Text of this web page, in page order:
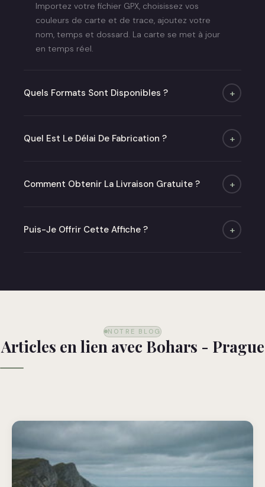
Importez votre fichier GPX, choisissez vos
couleurs de carte et de trace, ajoutez votre
nom, temps et dossard. La carte se met à jour
en temps réel.
Quels Formats Sont Disponibles ? +
seul ou avec cadre chêne ou noir mat.
Quel Est Le Délai De Fabrication ? +
livraison.
Comment Obtenir La Livraison Gratuite ? +
métropolitaine.
Puis-Je Offrir Cette Affiche ? +
NOTRE BLOG
Articles en lien avec Bohars - Prague